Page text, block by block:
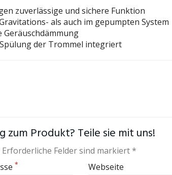
zuverlässige und sichere Funktion
als auch im gepumpten System
der Trommel integriert
zum Produkt? Teile sie mit uns!
Felder sind markiert *
* Webseite